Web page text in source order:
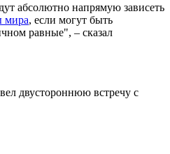
абсолютно напрямую зависеть
мира, если могут быть
равные", – сказал
двустороннюю встречу с